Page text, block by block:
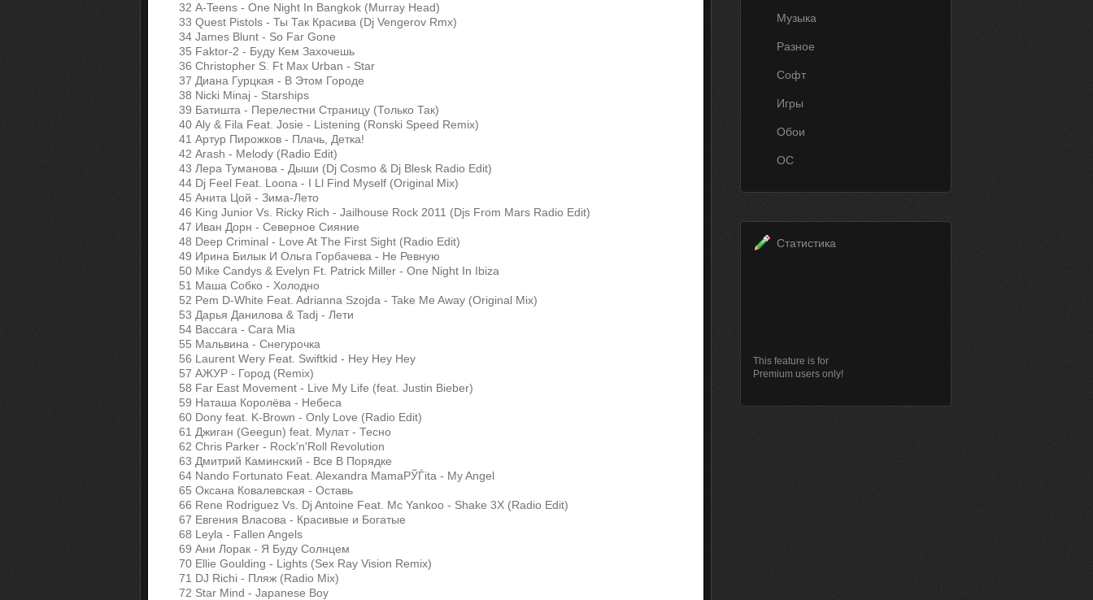
32 A-Teens - One Night In Bangkok (Murray Head)
33 Quest Pistols - Ты Так Красива (Dj Vengerov Rmx)
34 James Blunt - So Far Gone
35 Faktor-2 - Буду Кем Захочешь
36 Christopher S. Ft Max Urban - Star
37 Диана Гурцкая - В Этом Городе
38 Nicki Minaj - Starships
39 Батишта - Перелестни Страницу (Только Так)
40 Aly & Fila Feat. Josie - Listening (Ronski Speed Remix)
41 Артур Пирожков - Плачь, Детка!
42 Arash - Melody (Radio Edit)
43 Лера Туманова - Дыши (Dj Cosmo & Dj Blesk Radio Edit)
44 Dj Feel Feat. Loona - I Ll Find Myself (Original Mix)
45 Анита Цой - Зима-Лето
46 King Junior Vs. Ricky Rich - Jailhouse Rock 2011 (Djs From Mars Radio Edit)
47 Иван Дорн - Северное Сияние
48 Deep Criminal - Love At The First Sight (Radio Edit)
49 Ирина Билык И Ольга Горбачева - Не Ревную
50 Mike Candys & Evelyn Ft. Patrick Miller - One Night In Ibiza
51 Маша Собко - Холодно
52 Pem D-White Feat. Adrianna Szojda - Take Me Away (Original Mix)
53 Дарья Данилова & Tadj - Лети
54 Baccara - Cara Mia
55 Мальвина - Снегурочка
56 Laurent Wery Feat. Swiftkid - Hey Hey Hey
57 АЖУР - Город (Remix)
58 Far East Movement - Live My Life (feat. Justin Bieber)
59 Наташа Королёва - Небеса
60 Dony feat. K-Brown - Only Love (Radio Edit)
61 Джиган (Geegun) feat. Мулат - Тесно
62 Chris Parker - Rock'n'Roll Revolution
63 Дмитрий Каминский - Все В Порядке
64 Nando Fortunato Feat. Alexandra MamaРЎЃita - My Angel
65 Оксана Ковалевская - Оставь
66 Rene Rodriguez Vs. Dj Antoine Feat. Mc Yankoo - Shake 3X (Radio Edit)
67 Евгения Власова - Красивые и Богатые
68 Leyla - Fallen Angels
69 Ани Лорак - Я Буду Солнцем
70 Ellie Goulding - Lights (Sex Ray Vision Remix)
71 DJ Richi - Пляж (Radio Mix)
72 Star Mind - Japanese Boy
Музыка
Разное
Софт
Игры
Обои
ОС
Статистика
This feature is for
Premium users only!